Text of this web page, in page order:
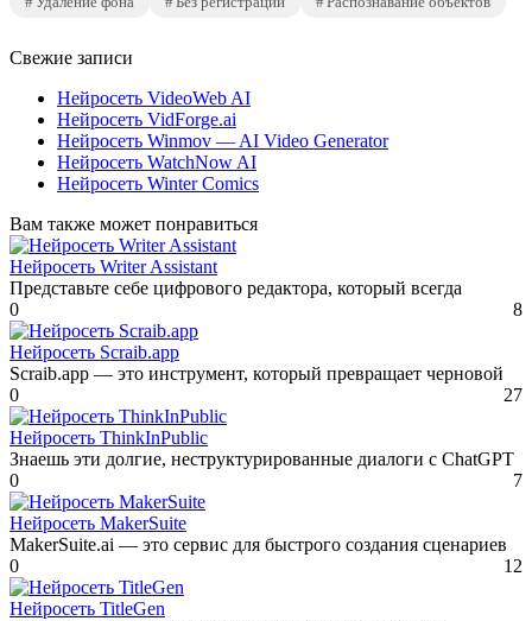
Свежие записи
Нейросеть VideoWeb AI
Нейросеть VidForge.ai
Нейросеть Winmov — AI Video Generator
Нейросеть WatchNow AI
Нейросеть Winter Comics
Вам также может понравиться
Нейросеть Writer Assistant
Представьте себе цифрового редактора, который всегда
0
8
Нейросеть Scraib.app
Scraib.app — это инструмент, который превращает черновой
0
27
Нейросеть ThinkInPublic
Знаешь эти долгие, неструктурированные диалоги с ChatGPT
0
7
Нейросеть MakerSuite
MakerSuite.ai — это сервис для быстрого создания сценариев
0
12
Нейросеть TitleGen